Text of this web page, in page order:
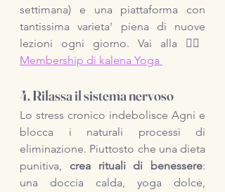
settimana) e una piattaforma con
tantissima varieta' piena di nuove
Membership di kalena Yoga
4. Rilassa il sistema nervoso
Lo stress cronico indebolisce Agni e
blocca i naturali processi di
eliminazione. Piuttosto che una dieta
punitiva, crea rituali di benessere:
una doccia calda, yoga dolce,